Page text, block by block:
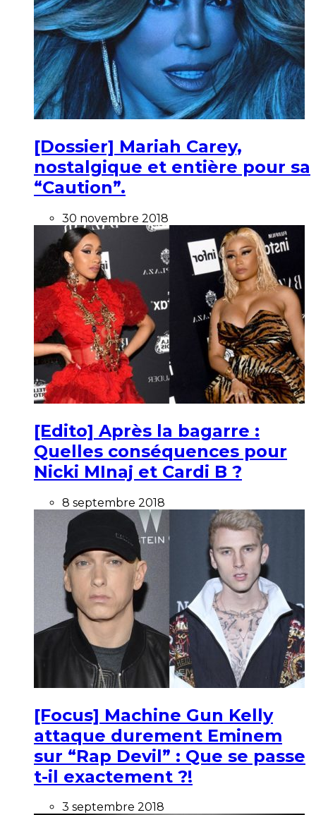
[Dossier] Mariah Carey,
nostalgique et entière pour sa
“Caution”.
30 novembre 2018
[Edito] Après la bagarre :
Quelles conséquences pour
Nicki MInaj et Cardi B ?
8 septembre 2018
[Focus] Machine Gun Kelly
attaque durement Eminem
sur “Rap Devil” : Que se passe
t-il exactement ?!
3 septembre 2018